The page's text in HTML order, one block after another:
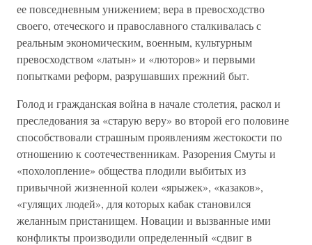
ее повседневным унижением; вера в превосходство
своего, отеческого и православного сталкивалась с
реальным экономическим, военным, культурным
превосходством «латын» и «люторов» и первыми
попытками реформ, разрушавших прежний быт.
Голод и гражданская война в начале столетия, раскол и
преследования за «старую веру» во второй его половине
способствовали страшным проявлениям жестокости по
отношению к соотечественникам. Разорения Смуты и
«похолопление» общества плодили выбитых из
привычной жизненной колеи «ярыжек», «казаков»,
«гулящих людей», для которых кабак становился
желанным пристанищем. Новации и вызванные ими
конфликты производили определенный «сдвиг в